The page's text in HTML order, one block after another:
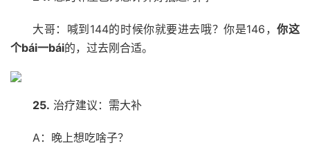
大哥：喊到144的时候你就要进去哦？你是146，你这
个bái一bái的，过去刚合适。
25. 治疗建议：需大补
A：晚上想吃啥子？